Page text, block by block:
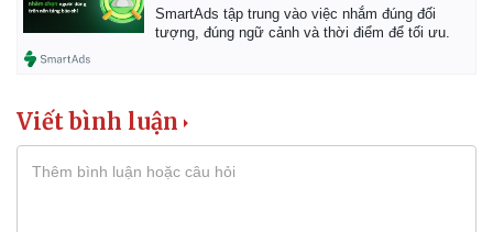
SmartAds tập trung vào việc nhắm đúng đối
tượng, đúng ngữ cảnh và thời điểm để tối ưu.
Viết bình luận